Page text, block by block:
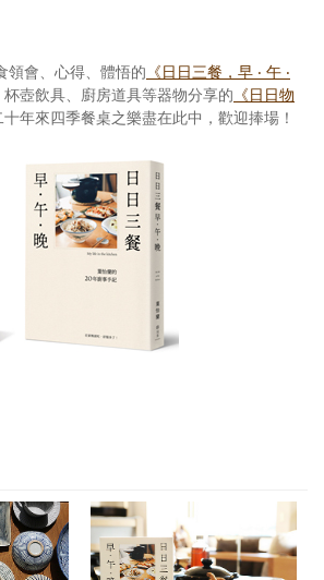
會、心得、體悟的 《日日三餐，早 ‧ 午 ‧
杯壺飲具、廚房道具等器物分享的 《日日物
年來四季餐桌之樂盡在此中，歡迎捧場！